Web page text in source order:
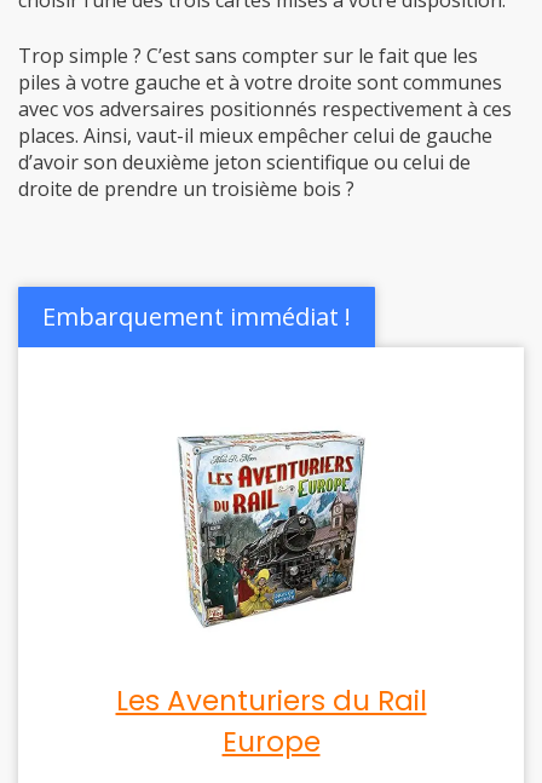
Trop simple ? C’est sans compter sur le fait que les
piles à votre gauche et à votre droite sont communes
avec vos adversaires positionnés respectivement à ces
places. Ainsi, vaut-il mieux empêcher celui de gauche
d’avoir son deuxième jeton scientifique ou celui de
droite de prendre un troisième bois ?
Europe
Plongez-vous dans les voies ferrées de l’Europe